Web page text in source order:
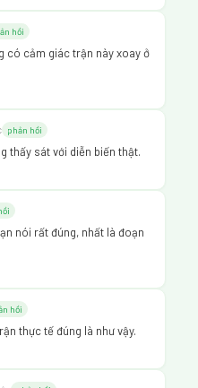
hồi
có cảm giác trận này xoay ở
phản hồi
thấy sát với diễn biến thật.
nói rất đúng, nhất là đoạn
hồi
thực tế đúng là như vậy.